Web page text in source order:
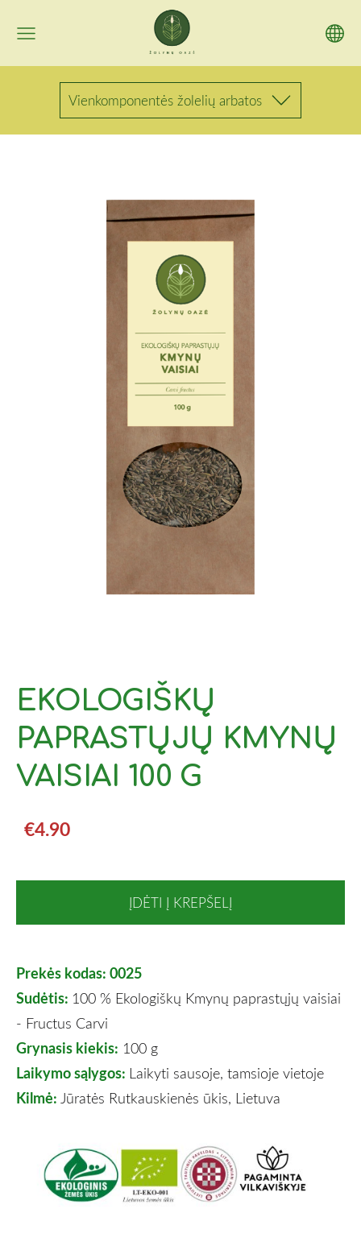
Vienkomponentės žolelių arbatos
EKOLOGIŠKŲ
PAPRASTŲJŲ KMYNŲ
VAISIAI 100 G
€4.90
ĮDĖTI Į KREPŠELĮ
Prekės kodas: 0025
Sudėtis: 100 % Ekologiškų Kmynų paprastųjų vaisiai
- Fructus Carvi
Grynasis kiekis: 100 g
Laikymo sąlygos: Laikyti sausoje, tamsioje vietoje
Kilmė: Jūratės Rutkauskienės ūkis, Lietuva